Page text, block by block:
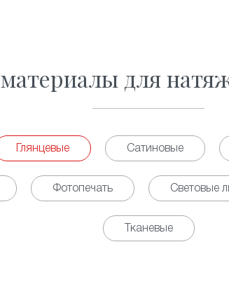
для
Глянцевые Сатиновые
Фотопечать Световые
Тканевые